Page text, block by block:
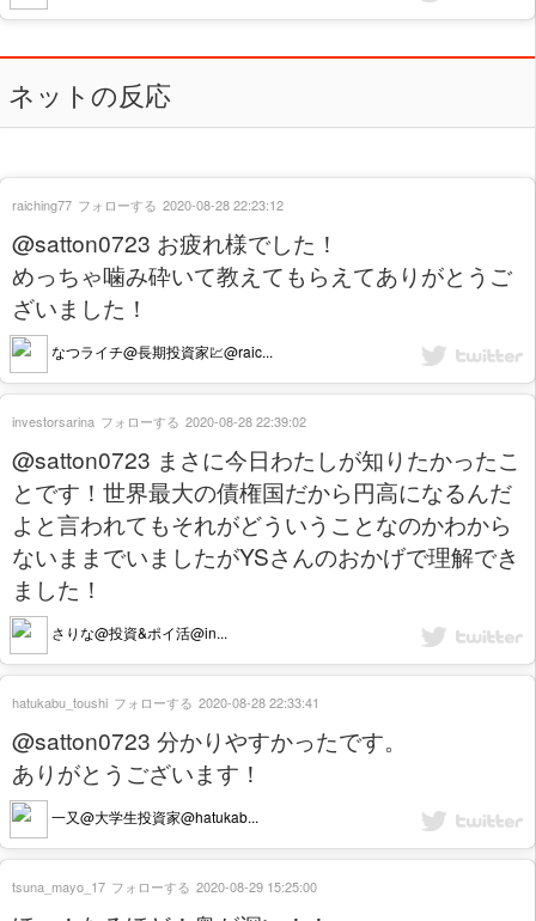
ネットの反応
@satton0723 お疲れ様でした！
めっちゃ噛み砕いて教えてもらえてありがとうご
ざいました！
なつライチ@長期投資家💹@raic...
raiching77 フォローする 2020-08-28 22:23:12
@satton0723 まさに今日わたしが知りたかったこ
とです！世界最大の債権国だから円高になるんだ
よと言われてもそれがどういうことなのかわから
ないままでいましたがYSさんのおかげで理解でき
ました！
さりな@投資&ポイ活@in...
investorsarina フォローする 2020-08-28 22:39:02
@satton0723 分かりやすかったです。
ありがとうございます！
一又@大学生投資家@hatukab...
hatukabu_toushi フォローする 2020-08-28 22:33:41
tsuna_mayo_17 フォローする 2020-08-29 15:25:00